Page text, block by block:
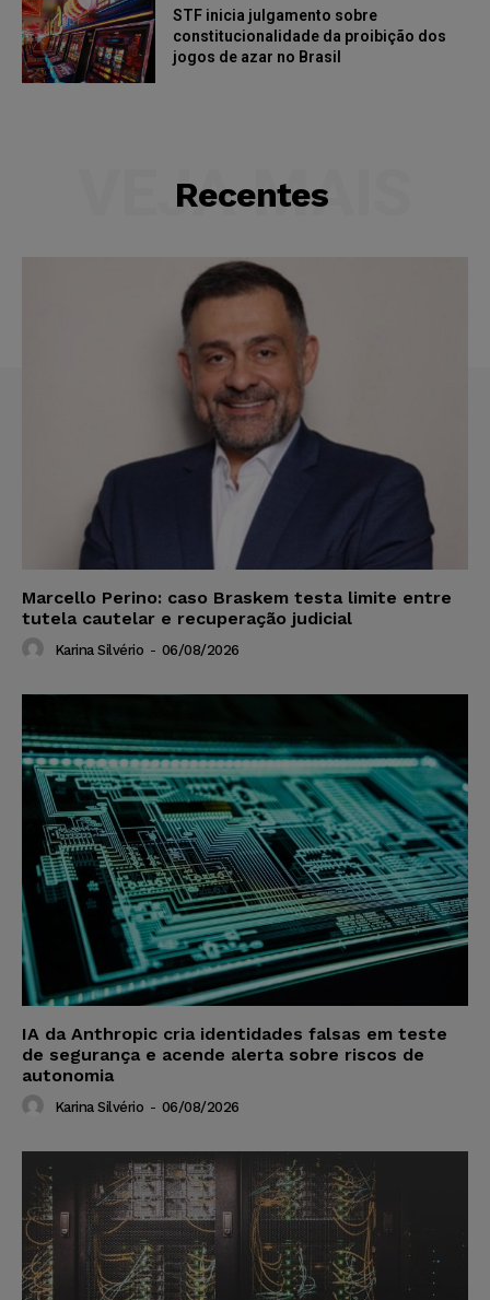
STF inicia julgamento sobre
constitucionalidade da proibição dos
jogos de azar no Brasil
Recentes
VEJA MAIS
Marcello Perino: caso Braskem testa limite entre
tutela cautelar e recuperação judicial
Karina Silvério - 06/08/2026
IA da Anthropic cria identidades falsas em teste
de segurança e acende alerta sobre riscos de
autonomia
Karina Silvério - 06/08/2026